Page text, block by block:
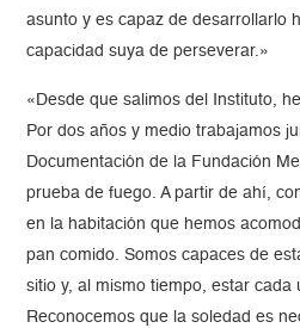
asunto y es capaz de desarrollarlo
capacidad suya de perseverar.»
«Desde que salimos del Instituto,
Por dos años y medio trabajamos
Documentación de la Fundación
prueba de fuego. A partir de ahí,
en la habitación que hemos
pan comido. Somos capaces de
sitio y, al mismo tiempo, estar cada
Reconocemos que la soledad es